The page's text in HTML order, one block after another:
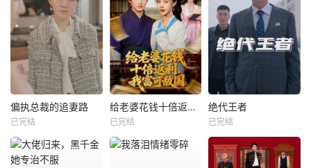
偏执总裁的追妻路
已完结
给老婆花钱十倍返利，我富可敌国
已完结
绝代王者
已完结